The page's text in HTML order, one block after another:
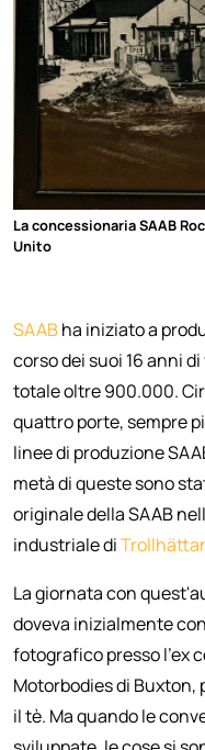
La concessionaria SAAB
Unito
SAABha iniziato a
corso dei suoi 16 anni
totale oltre 900.000.
quattro porte, sempre
linee di produzione
metà di queste sono
originale della SAAB
industriale di
La giornata con
doveva inizialmente
fotografico presso l'ex
Motorbodies di Buxton,
il tè. Ma quando le